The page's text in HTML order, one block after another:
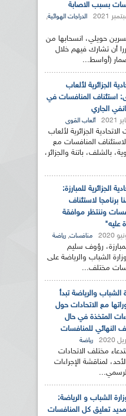
بسبب الاصابة
الدراجات الهوائية,
نسرين حويلي، انسحابها من
أن تشارك فيهم خلال
الجزائرية لألعاب
استئناف المنافسات في
ألعاب القوى
الجزائرية لألعاب
الجاري، لاستئناف المنافسات مع
بالشلف، باتنة والجزائر،
الجزائرية للمبارزة:
برنامجا لاستئناف
وننتظر موافقة
عليه"
منافسات, رياضة
رؤوف سليم
الشباب والرياضة على
مختلف...
الشباب والرياضة تبدأ
مع الاتحادات حول
المتخذة في حال
النهائي للمنافسات
رياضة
مختلف الاتحادات
لمناقشة الإجراءات
الشباب و الرياضة:
تعليق كل المنافسات